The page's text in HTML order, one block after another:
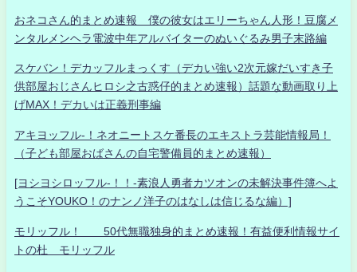
おネコさん的まとめ速報 僕の彼女はエリーちゃん人形！豆腐メ
ンタルメンヘラ電波中年アルバイターのぬいぐるみ男子末路編
スケバン！デカッフルまっくす（デカい強い2次元嫁だいすき子
供部屋おじさんヒロシ之古惑仔的まとめ速報）話題な動画取り上
げMAX！デカいは正義刑事編
アキヨッフル-！ネオニートスケ番長のエキストラ芸能情報局！
（子ども部屋おばさんの自宅警備員的まとめ速報）
[ヨシヨシロッフル-！！-素浪人勇者カツオンの未解決事件簿へよ
うこそYOUKO！のナンノ洋子のはなしは信じるな編）]
モリッフル！ 50代無職独身的まとめ速報！有益便利情報サイ
トの杜 モリッフル